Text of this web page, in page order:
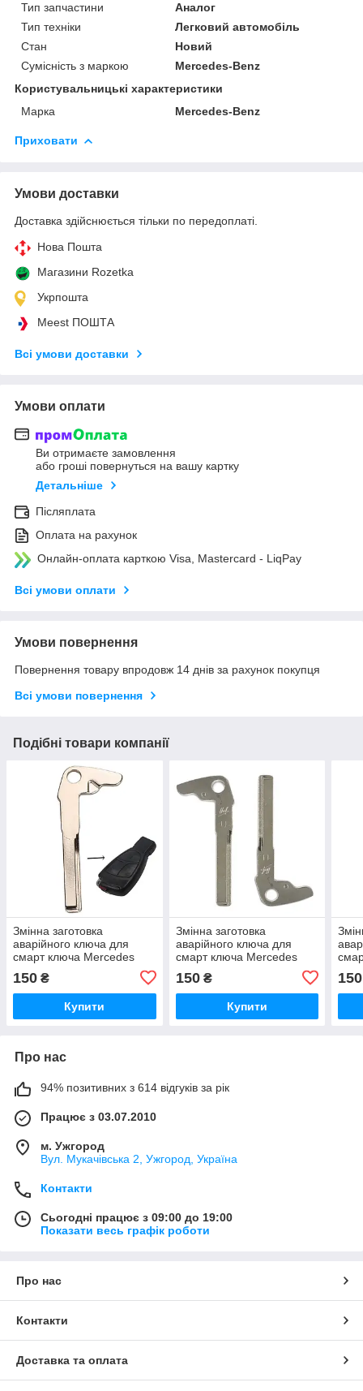
Тип запчастини
Аналог
Тип техніки
Легковий автомобіль
Стан
Новий
Сумісність з маркою
Mercedes-Benz
Користувальницькі характеристики
Марка
Mercedes-Benz
Приховати
Умови доставки
Доставка здійснюється тільки по передоплаті.
Нова Пошта
Магазини Rozetka
Укрпошта
Meest ПОШТА
Всі умови доставки
Умови оплати
Ви отримаєте замовлення
або гроші повернуться на вашу картку
Детальніше
Післяплата
Оплата на рахунок
Онлайн-оплата карткою Visa, Mastercard - LiqPay
Всі умови оплати
Умови повернення
Повернення товару впродовж 14 днів за рахунок покупця
Всі умови повернення
Подібні товари компанії
Змінна заготовка
аварійного ключа для
смарт ключа Mercedes
150 ₴
Купити
Змінна заготовка
аварійного ключа для
смарт ключа Mercedes
150₴
Купити
150
Про нас
94% позитивних з 614 відгуків за рік
Працює з 03.07.2010
м. Ужгород
Вул. Мукачівська 2, Ужгород, Україна
Контакти
Сьогодні працює з 09:00 до 19:00
Показати весь графік роботи
Про нас
Контакти
Доставка та оплата